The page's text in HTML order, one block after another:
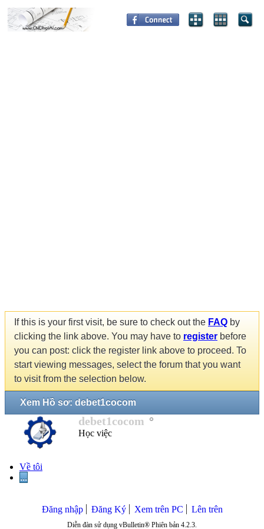
If this is your first visit, be sure to check out the FAQ by
clicking the link above. You may have to register before
you can post: click the register link above to proceed. To
start viewing messages, select the forum that you want
to visit from the selection below.
Xem Hồ sơ: debet1cocom
debet1cocom
Học việc
Về tôi
...
Đăng nhập Đăng Ký Xem trên PC Lên trên
Diễn đàn sử dụng vBulletin® Phiên bản 4.2.3.